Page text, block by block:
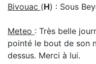
Bivouac (H) : Sous
Meteo : Très belle
pointé le bout de son
dessus. Merci à lui.